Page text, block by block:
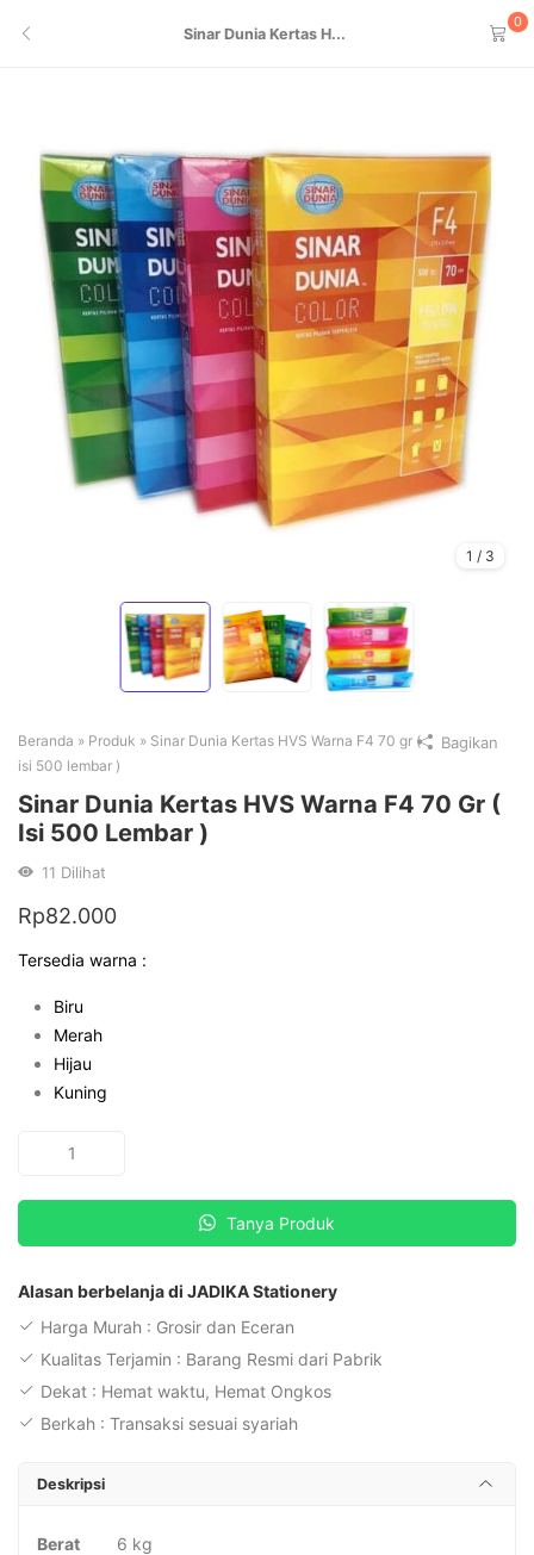
Sinar Dunia Kertas H...
0
1 / 3
Beranda » Produk » Sinar Dunia Kertas HVS Warna F4 70 gr (
isi 500 lembar )
Sinar Dunia Kertas HVS Warna F4 70 Gr (
Isi 500 Lembar )
11 Dilihat
Rp82.000
Tersedia warna :
Biru
Merah
Hijau
Kuning
Kuantitas
Dunia
Warna
isi
lembar
Tanya Produk
Alasan berbelanja di JADIKA Stationery
Harga Murah : Grosir dan Eceran
Kualitas Terjamin : Barang Resmi dari Pabrik
Dekat : Hemat waktu, Hemat Ongkos
Berkah : Transaksi sesuai syariah
Bagikan
Deskripsi
Berat 6 kg